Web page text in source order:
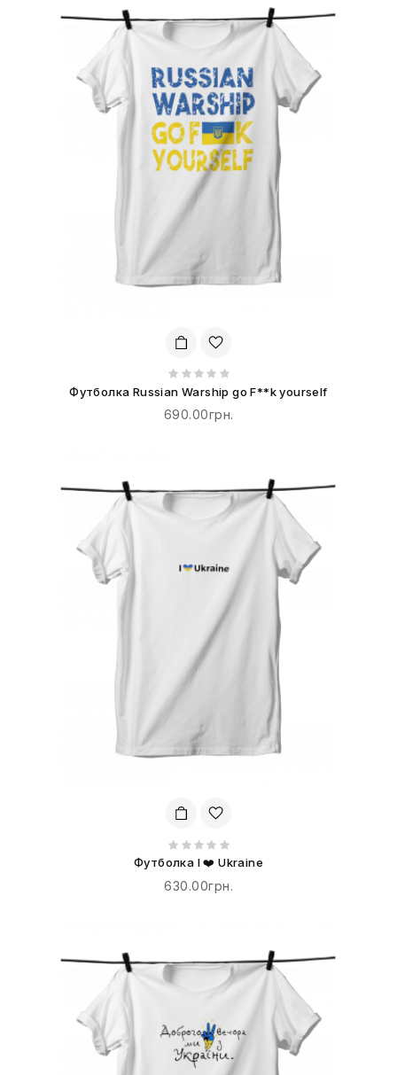
Футболка Russian Warship go F**k yourself
690.00грн.
Футболка I ❤️ Ukraine
630.00грн.